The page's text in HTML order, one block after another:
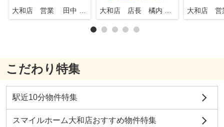
こだわり特集
駅近10分物件特集
スマイルホーム大和店おすすめ物件特集